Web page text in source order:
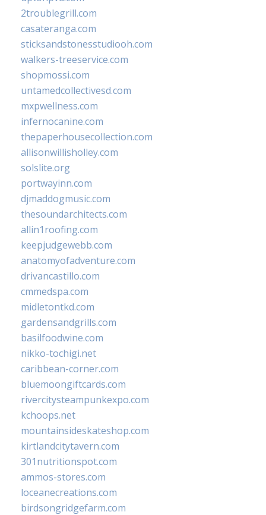
2troublegrill.com
casateranga.com
sticksandstonesstudiooh.com
walkers-treeservice.com
shopmossi.com
untamedcollectivesd.com
mxpwellness.com
infernocanine.com
thepaperhousecollection.com
allisonwillisholley.com
solslite.org
portwayinn.com
djmaddogmusic.com
thesoundarchitects.com
allin1roofing.com
keepjudgewebb.com
anatomyofadventure.com
drivancastillo.com
cmmedspa.com
midletontkd.com
gardensandgrills.com
basilfoodwine.com
nikko-tochigi.net
caribbean-corner.com
bluemoongiftcards.com
rivercitysteampunkexpo.com
kchoops.net
mountainsideskateshop.com
kirtlandcitytavern.com
301nutritionspot.com
ammos-stores.com
loceanecreations.com
birdsongridgefarm.com